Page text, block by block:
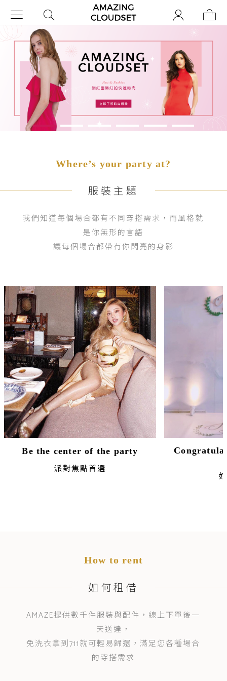
Where’s your party at?
服裝主題
我們知道每個場合都有不同穿搭需求，而風格就
是你無形的言語
讓每個場合都帶有你閃亮的身影
Be the center of the party
派對焦點首選
How to rent
如何租借
AMAZE提供數千件服裝與配件，線上下單後一
天送達，
免洗衣拿到711就可輕易歸還，滿足您各種場合
的穿搭需求